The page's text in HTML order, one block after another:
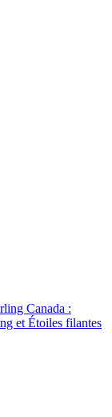
Canada :
et Étoiles filantes